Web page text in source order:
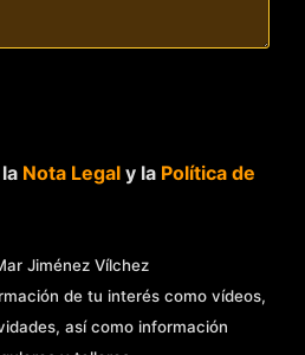
Nota Legaly la Política de
Jiménez Vílchez
de tu interés como vídeos,
así como información